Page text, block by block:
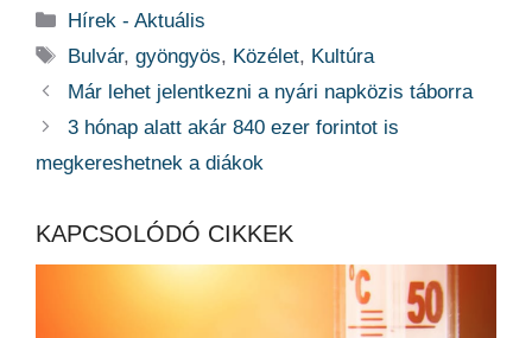
Kategória
Hírek - Aktuális
Címkék
Bulvár,gyöngyös, Közélet, Kultúra
Már lehet jelentkezni a nyári napközis táborra
3 hónap alatt akár 840 ezer forintot is
megkereshetnek a diákok
KAPCSOLÓDÓ CIKKEK